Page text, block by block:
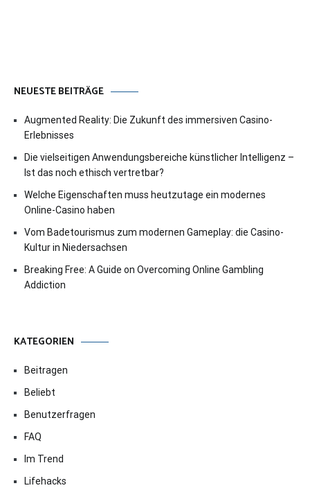
NEUESTE BEITRÄGE
Augmented Reality: Die Zukunft des immersiven Casino-
Erlebnisses
Die vielseitigen Anwendungsbereiche künstlicher Intelligenz –
Ist das noch ethisch vertretbar?
Welche Eigenschaften muss heutzutage ein modernes
Online-Casino haben
Vom Badetourismus zum modernen Gameplay: die Casino-
Kultur in Niedersachsen
Breaking Free: A Guide on Overcoming Online Gambling
Addiction
KATEGORIEN
Beitragen
Beliebt
Benutzerfragen
FAQ
Im Trend
Lifehacks